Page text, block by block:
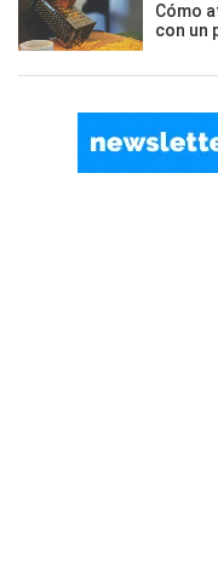
Cómo
con un